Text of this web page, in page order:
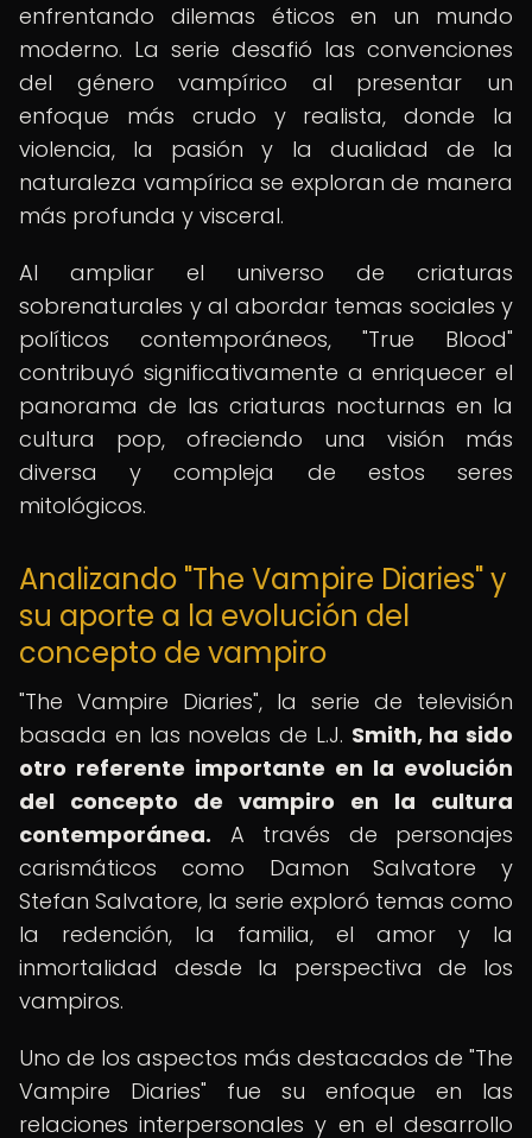
enfrentando dilemas éticos en un mundo
moderno. La serie desafió las convenciones
del género vampírico al presentar un
enfoque más crudo y realista, donde la
violencia, la pasión y la dualidad de la
naturaleza vampírica se exploran de manera
más profunda y visceral.
Al ampliar el universo de criaturas
sobrenaturales y al abordar temas sociales y
políticos contemporáneos, "True Blood"
contribuyó significativamente a enriquecer el
panorama de las criaturas nocturnas en la
cultura pop, ofreciendo una visión más
diversa y compleja de estos seres
mitológicos.
Analizando "The Vampire Diaries" y
su aporte a la evolución del
concepto de vampiro
"The Vampire Diaries", la serie de televisión
basada en las novelas de L.J. Smith, ha sido
otro referente importante en la evolución
del concepto de vampiro en la cultura
contemporánea. A través de personajes
carismáticos como Damon Salvatore y
Stefan Salvatore, la serie exploró temas como
la redención, la familia, el amor y la
inmortalidad desde la perspectiva de los
vampiros.
Uno de los aspectos más destacados de "The
Vampire Diaries" fue su enfoque en las
relaciones interpersonales y en el desarrollo